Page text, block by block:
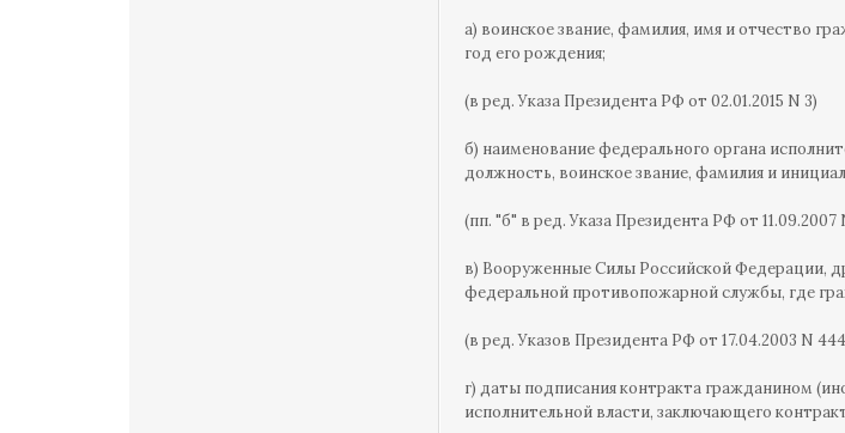
а) воинское звание, фамилия, имя и отчество
год его рождения;
(в ред. Указа Президента РФ от 02.01.2015 N 3)
б) наименование федерального органа
должность, воинское звание, фамилия и
(пп. "б" в ред. Указа Президента РФ от 11.09.2007
в) Вооруженные Силы Российской Федерации,
федеральной противопожарной службы, где
(в ред. Указов Президента РФ от 17.04.2003 N
г) даты подписания контракта гражданином
исполнительной власти, заключающего